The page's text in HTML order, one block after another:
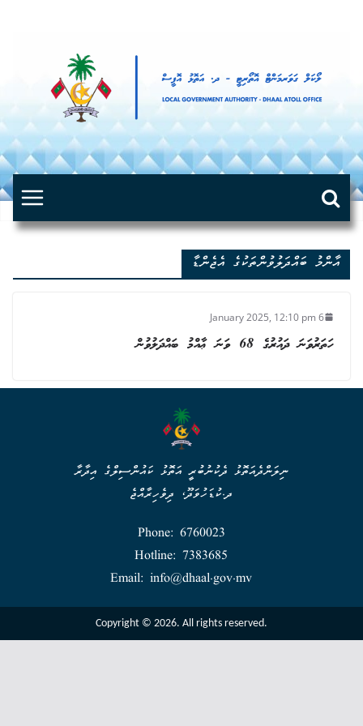
އާންމު ބައްދަލުވުންތަކުގެ އެޖެންޑާ
6 January 2025, 12:10 pm
ހަތަރުވަނަ ދައުރުގެ 68 ވަނަ ޢާއްމު ބައްދަލުވުން
ނިލަންދެއަތޮޅު ދެކުނުބުރީ އަތޮޅު ކައުންސިލްގެ އިދާރާ
ދ.ކުޑަހުވަދޫ، ދިވެހިރާއްޖެ
Phone: 6760023
Hotline: 7383685
Email: info@dhaal.gov.mv
Copyright © 2026. All rights reserved.